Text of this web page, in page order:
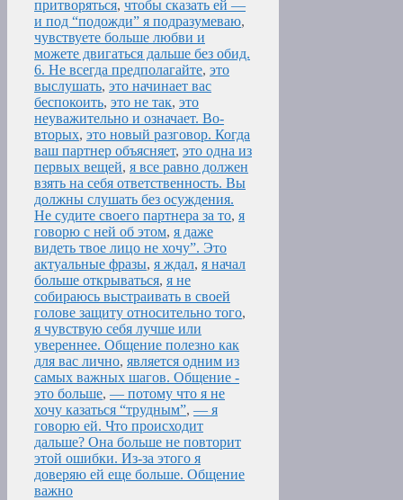
притворяться, чтобы сказать ей —
и под “подожди” я подразумеваю,
чувствуете больше любви и
можете двигаться дальше без обид.
6. Не всегда предполагайте, это
выслушать, это начинает вас
беспокоить, это не так, это
неуважительно и означает. Во-
вторых, это новый разговор. Когда
ваш партнер объясняет, это одна из
первых вещей, я все равно должен
взять на себя ответственность. Вы
должны слушать без осуждения.
Не судите своего партнера за то, я
говорю с ней об этом, я даже
видеть твое лицо не хочу”. Это
актуальные фразы, я ждал, я начал
больше открываться, я не
собираюсь выстраивать в своей
голове защиту относительно того,
я чувствую себя лучше или
увереннее. Общение полезно как
для вас лично, является одним из
самых важных шагов. Общение -
это больше, — потому что я не
хочу казаться “трудным”, — я
говорю ей. Что происходит
дальше? Она больше не повторит
этой ошибки. Из-за этого я
доверяю ей еще больше. Общение
важно